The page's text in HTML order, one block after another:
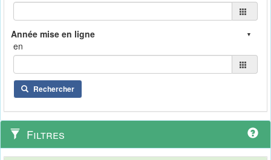
en
Rechercher
Filtres